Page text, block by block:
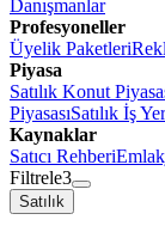
Danışmanlar
Profesyoneller
Üyelik Paketleri
Piyasa
Satılık Konut
PiyasasıSatılık İş
Kaynaklar
Satıcı Rehberi
Filtrele3
Satılık